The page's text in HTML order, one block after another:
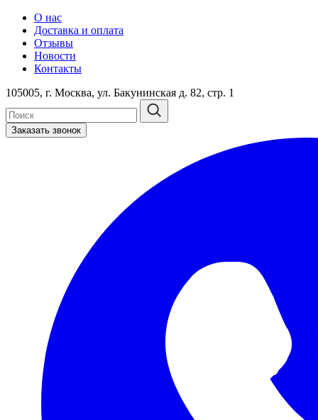
О нас
Доставка и оплата
Отзывы
Новости
Контакты
105005, г. Москва, ул. Бакунинская д. 82, стр. 1
Заказать звонок